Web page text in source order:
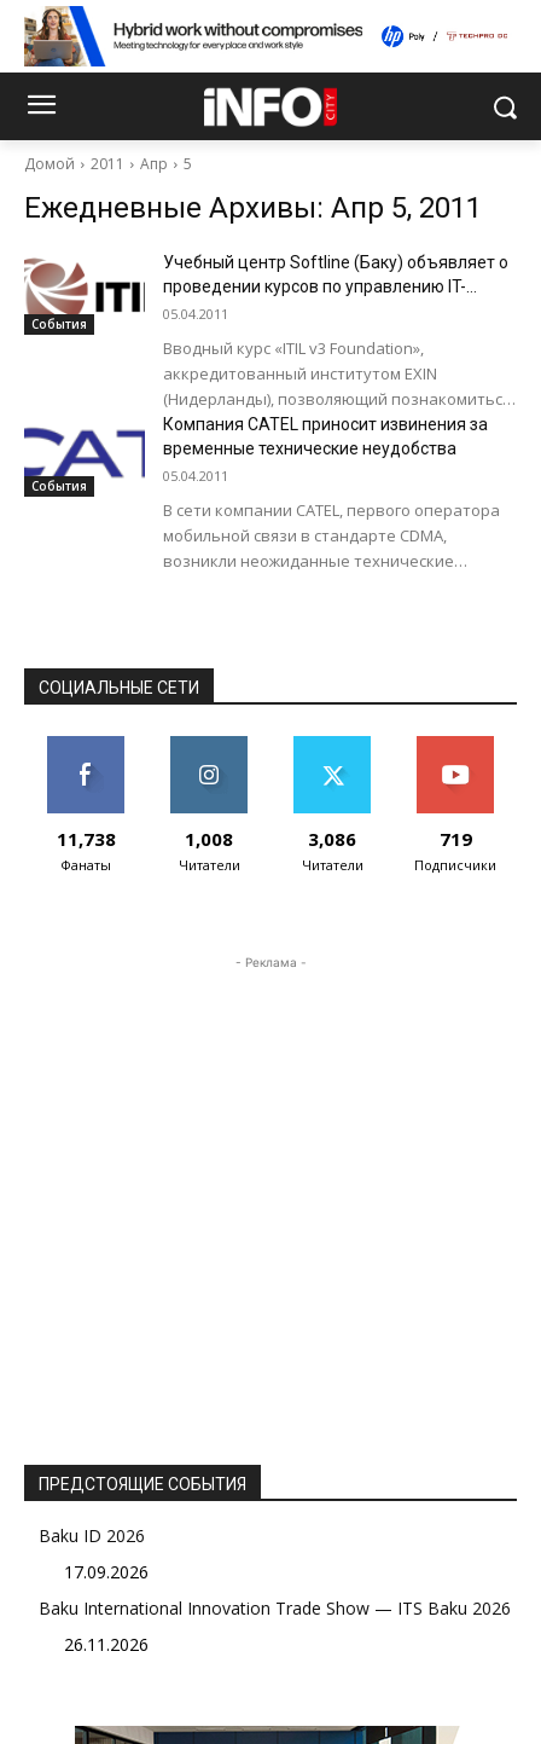
Домой 2011 Апр 5
Ежедневные Архивы: Апр 5, 2011
События
Учебный центр Softline (Баку) объявляет о
проведении курсов по управлению IT-
услугами
05.04.2011
Вводный курс «ITIL v3 Foundation»,
аккредитованный институтом EXIN
(Нидерланды), позволяющий познакомиться
с назначением, основами, историей,
структурой и содержанием библиотеки ITIL
(IT Infrastructure Library) третьей...
События
Компания CATEL приносит извинения за
временные технические неудобства
05.04.2011
В сети компании CATEL, первого оператора
мобильной связи в стандарте CDMA,
возникли неожиданные технические
СОЦИАЛЬНЫЕ СЕТИ
11,738
Фанаты
1,008
Читатели
3,086
Читатели
719
Подписчики
- Реклама -
ПРЕДСТОЯЩИЕ СОБЫТИЯ
Baku ID 2026
17.09.2026
Baku International Innovation Trade Show — ITS Baku 2026
26.11.2026